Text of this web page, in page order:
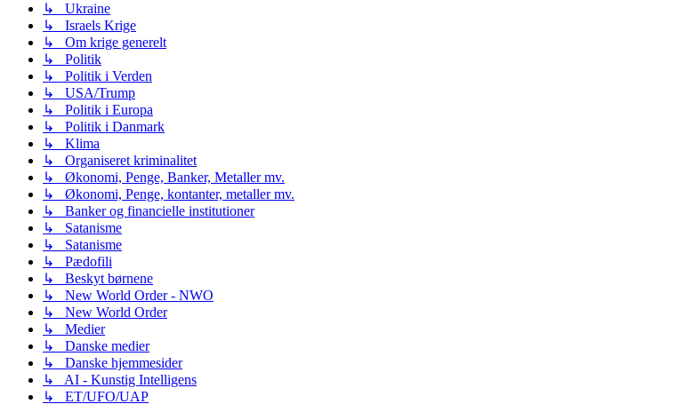
↳ Ukraine
↳ Israels Krige
↳ Om krige generelt
↳ Politik
↳ Politik i Verden
↳ USA/Trump
↳ Politik i Europa
↳ Politik i Danmark
↳ Klima
↳ Organiseret kriminalitet
↳ Økonomi, Penge, Banker, Metaller mv.
↳ Økonomi, Penge, kontanter, metaller mv.
↳ Banker og financielle institutioner
↳ Satanisme
↳ Satanisme
↳ Pædofili
↳ Beskyt børnene
↳ New World Order - NWO
↳ New World Order
↳ Medier
↳ Danske medier
↳ Danske hjemmesider
↳ AI - Kunstig Intelligens
↳ ET/UFO/UAP